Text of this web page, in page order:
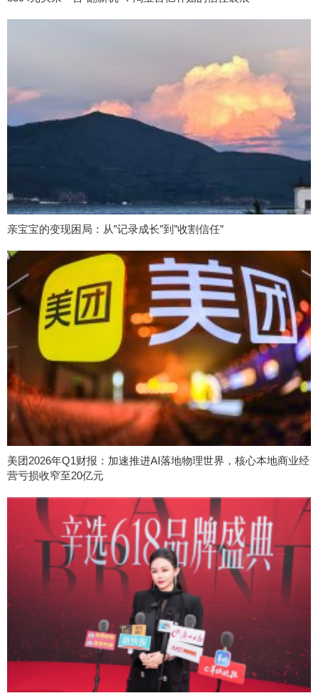
亲宝宝的变现困局：从”记录成长”到”收割信任”
美团2026年Q1财报：加速推进AI落地物理世界，核心本地商业经
营亏损收窄至20亿元